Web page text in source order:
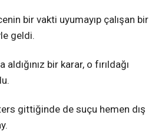
bir vakti uyumayıp çalışan bir
geldi.
bir karar, o fırıldağı
gittiğinde de suçu hemen dış